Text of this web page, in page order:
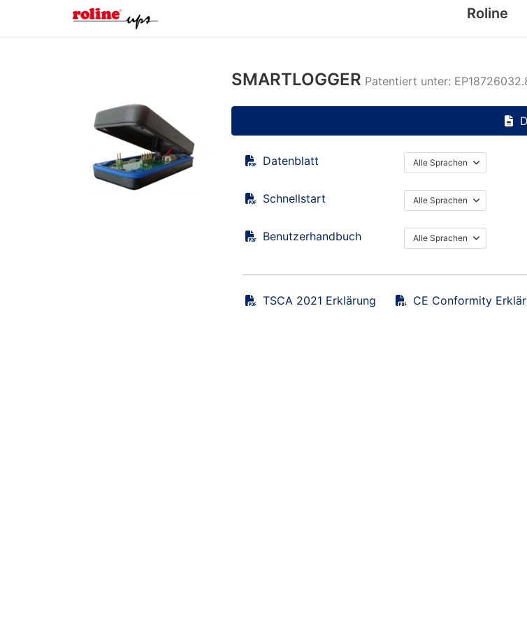
Roline
SMARTLOGGER Patentiert unter:
Datenblatt Alle Sprachen
Schnellstart Alle Sprachen
Benutzerhandbuch Alle Sprachen
TSCA 2021 Erklärung CE Conformity